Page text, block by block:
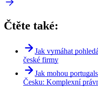
Čtěte také:
Jak vymáhat
české firmy
Jak mohou
Česku: Komplexní